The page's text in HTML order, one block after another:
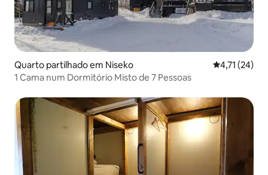
Quarto partilhado em Niseko
4,71 (24)
1 Cama num Dormitório Misto de 7 Pessoas